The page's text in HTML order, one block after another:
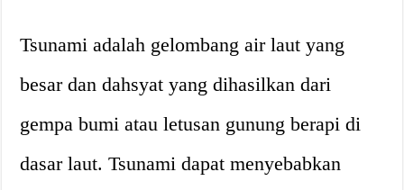
Tsunami adalah gelombang air laut yang
besar dan dahsyat yang dihasilkan dari
gempa bumi atau letusan gunung berapi di
dasar laut. Tsunami dapat menyebabkan